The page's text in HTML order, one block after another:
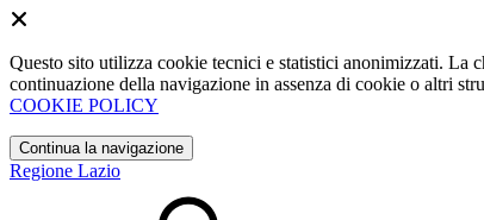
Questo sito utilizza cookie tecnici e statistici anonimizzati. La
continuazione della navigazione in assenza di cookie o altri
COOKIE POLICY
Continua la navigazione
Regione Lazio